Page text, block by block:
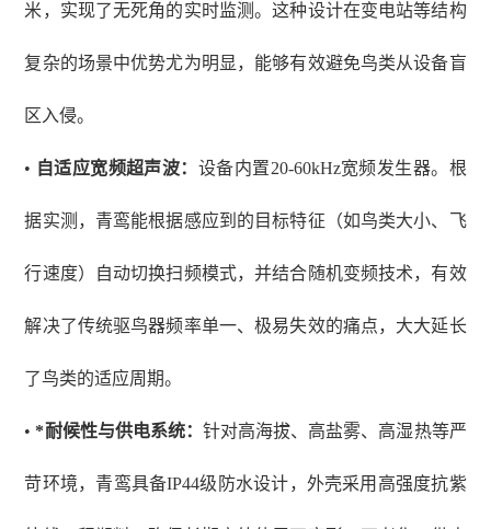
米，实现了无死角的实时监测。这种设计在变电站等结构
复杂的场景中优势尤为明显，能够有效避免鸟类从设备盲
区入侵。
• 自适应宽频超声波： 设备内置20-60kHz宽频发生器。根
据实测，青鸾能根据感应到的目标特征（如鸟类大小、飞
行速度）自动切换扫频模式，并结合随机变频技术，有效
解决了传统驱鸟器频率单一、极易失效的痛点，大大延长
了鸟类的适应周期。
• *耐候性与供电系统： 针对高海拔、高盐雾、高湿热等严
苛环境，青鸾具备IP44级防水设计，外壳采用高强度抗紫